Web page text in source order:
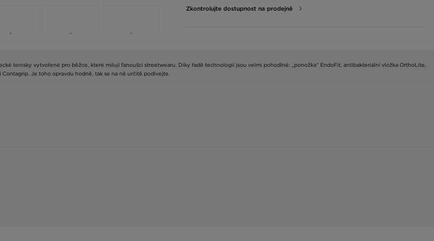
Zkontrolujte dostupnost na prodejně
tenisky vytvořené pro běžce, které milují fanoušci streetwearu. Díky řadě technologií jsou velmi pohodlné: „ponožka“ EndoFit, antibakteriální vložka OrthoLite,
Je toho opravdu hodně, tak se na ně určitě podívejte.